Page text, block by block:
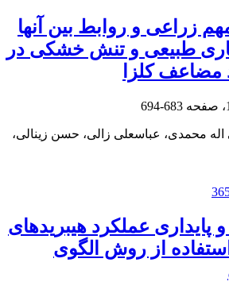
زراعی و روابط بین آنها
طبیعی و تنش خشکی در
مضاعف کلزا
683-694
محمدی، عباسعلی زالی، حسن زینالی،
پایداری عملکرد هیبریدهای
از روش الگوی